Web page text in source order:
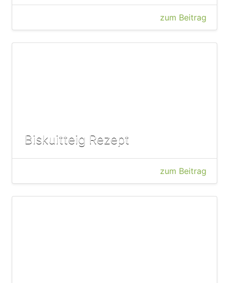
zum Beitrag
Biskuitteig Rezept
zum Beitrag